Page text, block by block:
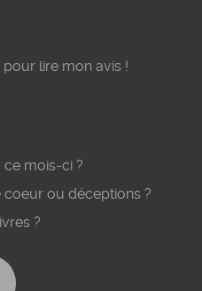
lire mon avis !
mois-ci ?
ou déceptions ?
?